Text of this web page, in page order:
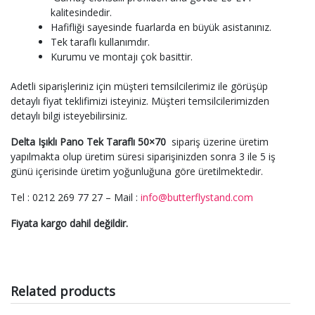
kalitesindedir.
Hafifliği sayesinde fuarlarda en büyük asistanınız.
Tek taraflı kullanımdır.
Kurumu ve montajı çok basittir.
Adetli siparişleriniz için müşteri temsilcilerimiz ile görüşüp
detaylı fiyat teklifimizi isteyiniz. Müşteri temsilcilerimizden
detaylı bilgi isteyebilirsiniz.
Delta Işıklı Pano Tek Taraflı 50×70 sipariş üzerine üretim
yapılmakta olup üretim süresi siparişinizden sonra 3 ile 5 iş
günü içerisinde üretim yoğunluğuna göre üretilmektedir.
Tel : 0212 269 77 27 – Mail : info@butterflystand.com
Fiyata kargo dahil değildir.
Related products